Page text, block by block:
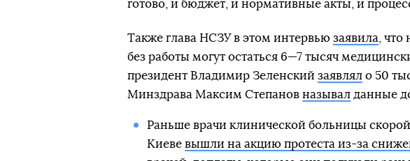
готово, и бюджет, и нормативные акты, и
Также глава НСЗУ в этом интервью заявила ,
без работы могут остаться 6—7 тысяч
президент Владимир Зеленский заявлял о 50
Минздрава Максим Степанов называл данные
Раньше врачи клинической больницы
Киеве вышли на акцию протеста из-за